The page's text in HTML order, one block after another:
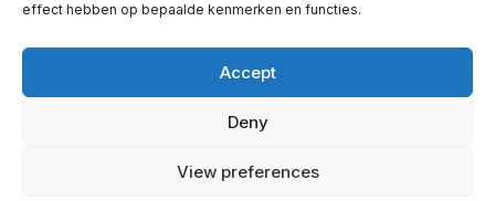
effect hebben op bepaalde kenmerken en functies.
Accept
Deny
View preferences
Contact